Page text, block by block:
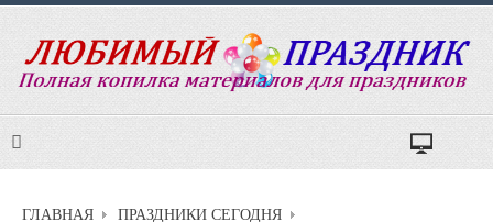
ГЛАВНАЯ ПРАЗДНИКИ СЕГОДНЯ